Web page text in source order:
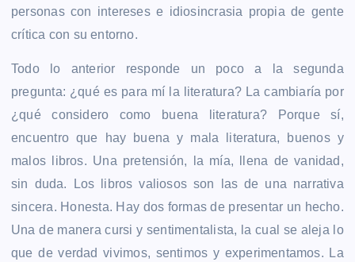
personas con intereses e idiosincrasia propia de gente
crítica con su entorno.
Todo lo anterior responde un poco a la segunda
pregunta: ¿qué es para mí la literatura? La cambiaría por
¿qué considero como buena literatura? Porque sí,
encuentro que hay buena y mala literatura, buenos y
malos libros. Una pretensión, la mía, llena de vanidad,
sin duda. Los libros valiosos son las de una narrativa
sincera. Honesta. Hay dos formas de presentar un hecho.
Una de manera cursi y sentimentalista, la cual se aleja lo
que de verdad vivimos, sentimos y experimentamos. La